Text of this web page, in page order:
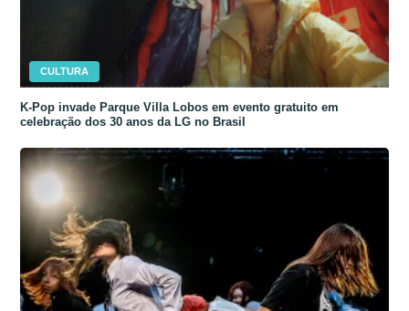
CULTURA
K-Pop invade Parque Villa Lobos em evento gratuito em
celebração dos 30 anos da LG no Brasil